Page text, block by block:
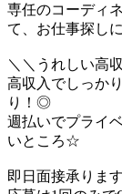
専任のコーディ
て、お仕事探し
＼＼うれしい高
高収入でしっか
り！◎
週払いでプライ
いところ☆
即日面接承ります